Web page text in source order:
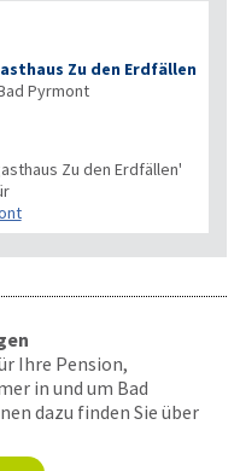
Zu den Erdfällen
Pyrmont
Zu den Erdfällen'
Ihre Pension,
in und um Bad
dazu finden Sie über